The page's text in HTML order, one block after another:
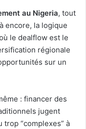
au Nigeria, tout
encore, la logique
le dealflow est le
régionale
sur un
: financer des
jugent
“complexes” à